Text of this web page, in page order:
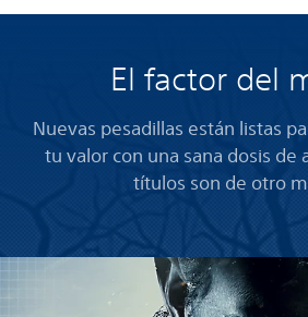
El factor del
Nuevas pesadillas están listas
tu valor con una sana dosis de
títulos son de otro